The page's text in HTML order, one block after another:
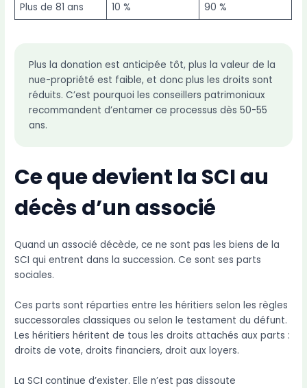
Plus de 81 ans 10 % 90 %
Plus la donation est anticipée tôt, plus la valeur de la
nue-propriété est faible, et donc plus les droits sont
réduits. C’est pourquoi les conseillers patrimoniaux
recommandent d’entamer ce processus dès 50-55
ans.
Ce que devient la SCI au
décès d’un associé
Quand un associé décède, ce ne sont pas les biens de la
SCI qui entrent dans la succession. Ce sont ses parts
sociales.
Ces parts sont réparties entre les héritiers selon les règles
successorales classiques ou selon le testament du défunt.
Les héritiers héritent de tous les droits attachés aux parts :
droits de vote, droits financiers, droit aux loyers.
La SCI continue d’exister. Elle n’est pas dissoute